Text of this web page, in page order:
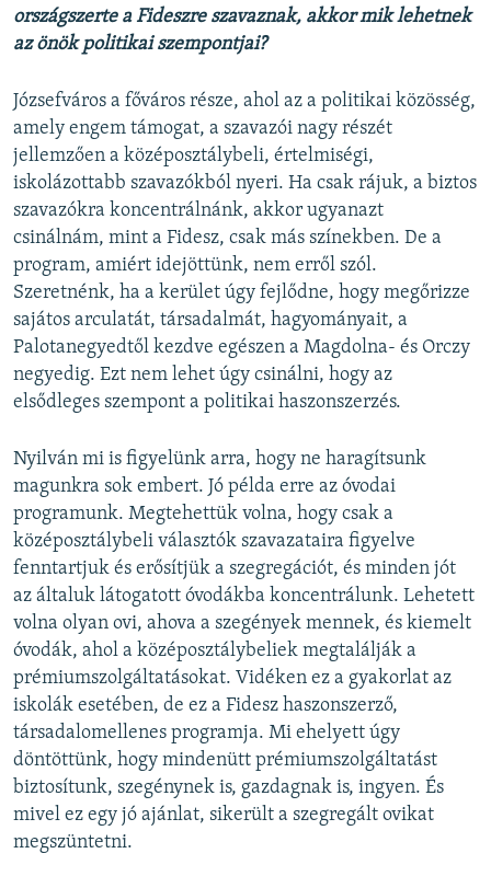
országszerte a Fideszre szavaznak, akkor mik lehetnek
az önök politikai szempontjai?
Józsefváros a főváros része, ahol az a politikai közösség,
amely engem támogat, a szavazói nagy részét
jellemzően a középosztálybeli, értelmiségi,
iskolázottabb szavazókból nyeri. Ha csak rájuk, a biztos
szavazókra koncentrálnánk, akkor ugyanazt
csinálnám, mint a Fidesz, csak más színekben. De a
program, amiért idejöttünk, nem erről szól.
Szeretnénk, ha a kerület úgy fejlődne, hogy megőrizze
sajátos arculatát, társadalmát, hagyományait, a
Palotanegyedtől kezdve egészen a Magdolna- és Orczy
negyedig. Ezt nem lehet úgy csinálni, hogy az
elsődleges szempont a politikai haszonszerzés.
Nyilván mi is figyelünk arra, hogy ne haragítsunk
magunkra sok embert. Jó példa erre az óvodai
programunk. Megtehettük volna, hogy csak a
középosztálybeli választók szavazataira figyelve
fenntartjuk és erősítjük a szegregációt, és minden jót
az általuk látogatott óvodákba koncentrálunk. Lehetett
volna olyan ovi, ahova a szegények mennek, és kiemelt
óvodák, ahol a középosztálybeliek megtalálják a
prémiumszolgáltatásokat. Vidéken ez a gyakorlat az
iskolák esetében, de ez a Fidesz haszonszerző,
társadalomellenes programja. Mi ehelyett úgy
döntöttünk, hogy mindenütt prémiumszolgáltatást
biztosítunk, szegénynek is, gazdagnak is, ingyen. És
mivel ez egy jó ajánlat, sikerült a szegregált ovikat
megszüntetni.